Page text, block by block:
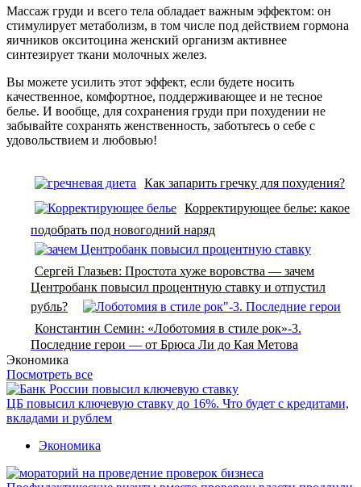
Массаж груди и всего тела обладает важным эффектом: он
стимулирует метаболизм, в том числе под действием гормона
яичников окситоцина женский организм активнее
синтезирует ткани молочных желез.
Вы можете усилить этот эффект, если будете носить
качественное, комфортное, поддерживающее и не тесное
белье. И вообще, для сохранения груди при похудении не
забывайте сохранять женственность, заботьтесь о себе с
удовольствием и любовью!
Как запарить гречку для похудения?
Корректирующее белье: какое
подобрать под новогодний наряд
Сергей Глазьев: Простота хуже воровства — зачем
Центробанк повысил процентную ставку и отпустил
рубль?
Константин Семин: «Лоботомия в стиле рок»-3.
Последние герои — от Брюса Ли до Кая Метова
Экономика
Посмотреть все
ЦБ повысил ключевую ставку до 16%. Что будет с кредитами,
вкладами и рублем
Экономика